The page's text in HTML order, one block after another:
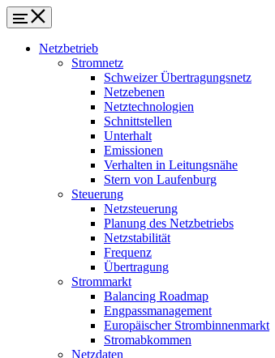
Netzbetrieb
Stromnetz
Schweizer Übertragungsnetz
Netzebenen
Netztechnologien
Schnittstellen
Unterhalt
Emissionen
Verhalten in Leitungsnähe
Stern von Laufenburg
Steuerung
Netzsteuerung
Planung des Netzbetriebs
Netzstabilität
Frequenz
Übertragung
Strommarkt
Balancing Roadmap
Engpassmanagement
Europäischer Strombinnenmarkt
Stromabkommen
Netzdaten